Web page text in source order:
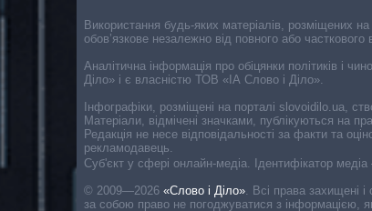
Cуб'єкт у сфері онлайн-медіа. Ідентифікатор
© 2009—2026 «Слово і Діло» Всі права захищені
за собою право не погоджуватися з інформацією,
Використання будь-яких матеріалів, розміщених
обов’язкове незалежно від повного або часткового
Аналітична інформація про обіцянки політиків і
Діло» і є власністю ТОВ «ІА Слово і Діло».
Інфографіки, розміщені на порталі slovoidilo.ua,
Матеріали, відмічені значками, публікуються на
Редакція не несе відповідальності за факти та
рекламодавець.